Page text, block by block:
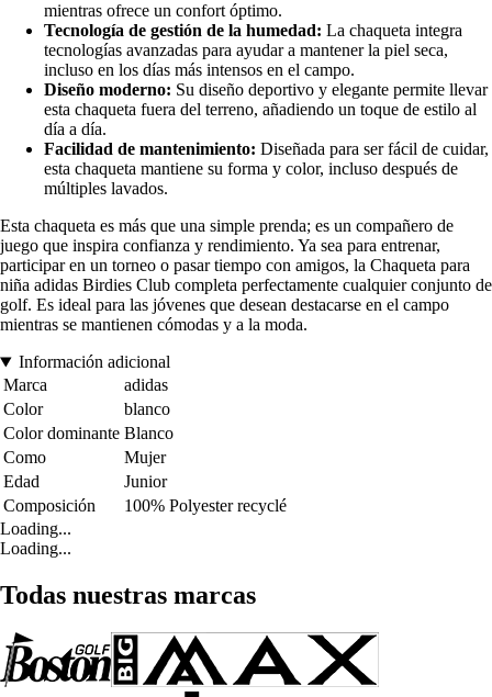
mientras ofrece un confort óptimo.
Tecnología de gestión de la humedad: La chaqueta integra
tecnologías avanzadas para ayudar a mantener la piel seca,
incluso en los días más intensos en el campo.
Diseño moderno: Su diseño deportivo y elegante permite llevar
esta chaqueta fuera del terreno, añadiendo un toque de estilo al
día a día.
Facilidad de mantenimiento: Diseñada para ser fácil de cuidar,
esta chaqueta mantiene su forma y color, incluso después de
múltiples lavados.
Esta chaqueta es más que una simple prenda; es un compañero de
juego que inspira confianza y rendimiento. Ya sea para entrenar,
participar en un torneo o pasar tiempo con amigos, la Chaqueta para
niña adidas Birdies Club completa perfectamente cualquier conjunto de
golf. Es ideal para las jóvenes que desean destacarse en el campo
mientras se mantienen cómodas y a la moda.
Información adicional
Marca
adidas
Color
blanco
Color dominante Blanco
Como
Mujer
Edad
Junior
Composición
100% Polyester recyclé
Loading...
Loading...
Todas nuestras marcas